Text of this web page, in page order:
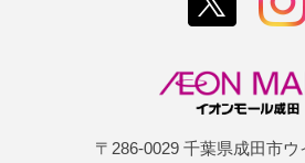
〒286-0029 千葉県成田市